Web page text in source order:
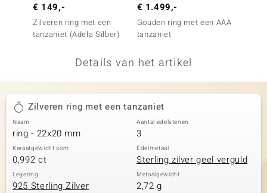
€ 149,-
Zilveren ring met een
tanzaniet (Adela Silber)
€ 1.499,-
Gouden ring met een AAA
tanzaniet
Details van het artikel
Zilveren ring met een tanzaniet
Naam
ring - 22x20 mm
Aantal edelstenen
3
Karaatgewicht som
0,992 ct
Edelmetaal
Sterling zilver geel verguld
Legering
925 Sterling Zilver
Metaalgewicht
2,72 g